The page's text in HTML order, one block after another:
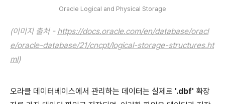
Oracle Logical and Physical Storage
(이미지 출처 - https://docs.oracle.com/en/database/oracl
e/oracle-database/21/cncpt/logical-storage-structures.ht
ml)
오라클 데이터베이스에서 관리하는 데이터는 실제로 '.dbf' 확장